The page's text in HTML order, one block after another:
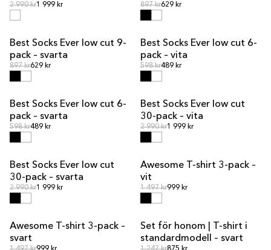
Ordinarie pris
2 990 krOrdinarie pris
1 999 kr Ordinarie pris
897 krOrdinarie pris
629 kr
MULTIPACK
Best Socks Ever low cut 9-
pack – svarta
Ordinarie pris
897 krOrdinarie pris
629 kr
MULTIPACK
Best Socks Ever low cut 6-
pack – vita
Ordinarie pris
598 krOrdinarie pris
489 kr
MULTIPACK
Best Socks Ever low cut 6-
pack – svarta
Ordinarie pris
598 krOrdinarie pris
489 kr
MULTIPACK
Best Socks Ever low cut
30-pack – vita
Ordinarie pris
2 990 krOrdinarie pris
1 999 kr
MULTIPACK
Best Socks Ever low cut
30-pack – svarta
Ordinarie pris
2 990 krOrdinarie pris
1 999 kr
MULTIPACK
Awesome T-shirt 3-pack –
vit
Ordinarie pris
1 497 krOrdinarie pris
999 kr
MULTIPACK
Awesome T-shirt 3-pack –
svart
PAKETPRIS
Set för honom | T-shirt i
standardmodell – svart